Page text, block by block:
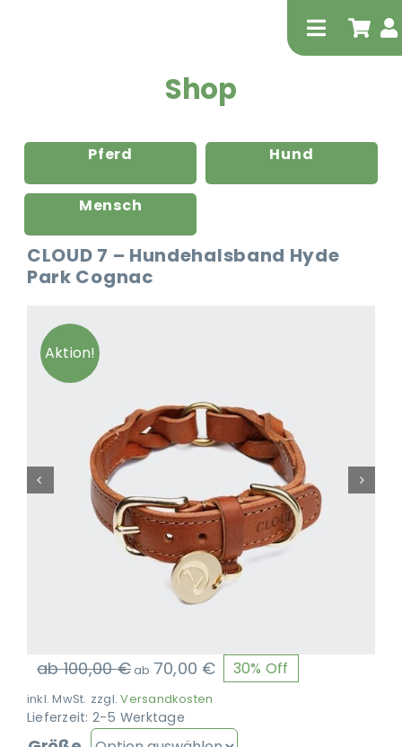
Toggle
Shop
Pferd Hund
Mensch
CLOUD 7 – Hundehalsband Hyde
Park Cognac
Aktion!
ab100,00€ab 70,00 € 30% Off
inkl. MwSt. zzgl.Versandkosten
Lieferzeit: 2-5 Werktage